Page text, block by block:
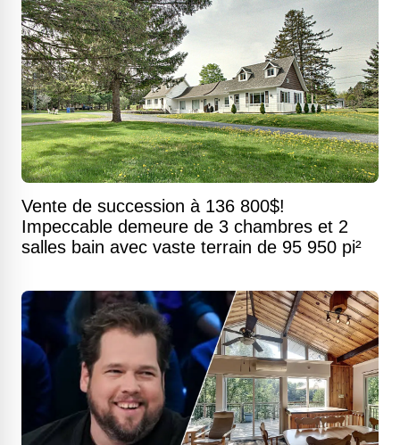
Vente de succession à 136 800$!
Impeccable demeure de 3 chambres et 2
salles bain avec vaste terrain de 95 950 pi²